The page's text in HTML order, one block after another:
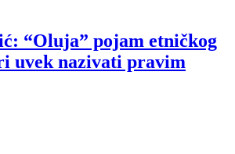
“Oluja” pojam etničkog
uvek nazivati pravim